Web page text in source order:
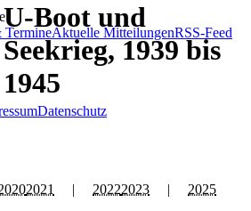
Aktuelle MitteilungenRSS-Feed
Datenschutz
2021 | 20222023 | 2025
U-Boot und
Seekrieg, 1939 bis
1945